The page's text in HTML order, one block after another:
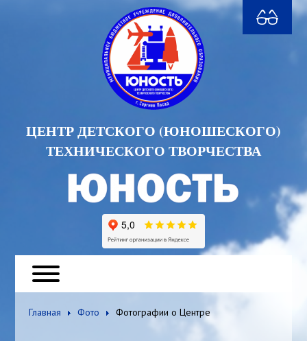
ЦЕНТР ДЕТСКОГО (ЮНОШЕСКОГО)
ТЕХНИЧЕСКОГО ТВОРЧЕСТВА
Главная Фото Фотографии о Центре